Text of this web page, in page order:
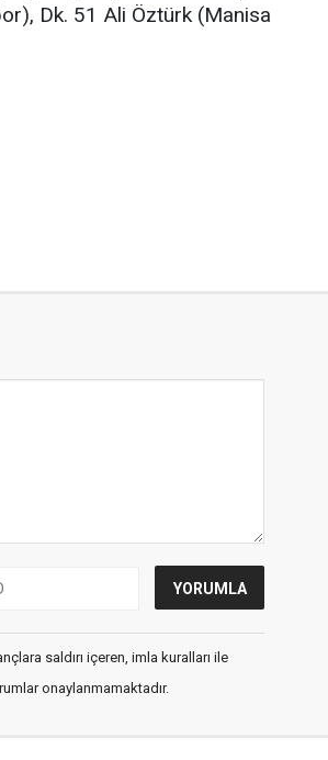
Dk. 51 Ali Öztürk (Manisa
saldırı içeren, imla kuralları ile
onaylanmamaktadır.